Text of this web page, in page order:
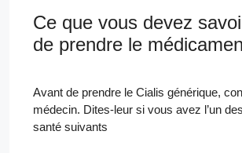
Ce que vous devez
de prendre le
Avant de prendre le Cialis générique,
médecin. Dites-leur si vous avez l’un
santé suivants